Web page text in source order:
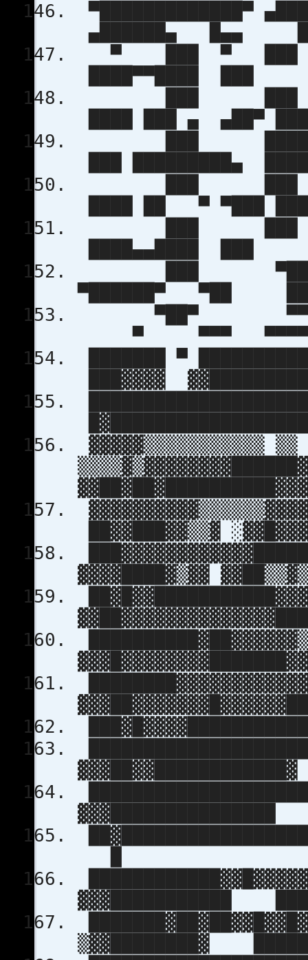
▀█████████████▀
▄██████▄ █▄▄
▀ ███ ▀
████▀▀████
████ ███ ▄
███
████ ██ ▀
████▄▄████
███
▀██████▀ ▀██
▀██▀
▀ ▀▀▀
███████ ▀
███▓▓▓▓
▓▓▓▓▓▒▒▒▒▒▒▒▒▒▒▒ ▒▒
▓▓██▓██▓██████████▓▓▓
██▓▓███▓▓▒▒▓
▓▓▓▓████▓▒▓▓
▓▓██▓▓▓▓▓▓▓▓▓▓▓▓▓▓███
▓▓▓█▓▓▓▓▓▓▓▓███████▓▓
▓▓▓██▓▓▓▓▓▓▓█▓▓▓▓▓▓██
▓▓▓██▓▓████████████▓
▓▓▓███████████████
▓▓▓███████████ ███
▒▓▓████████▓ █████